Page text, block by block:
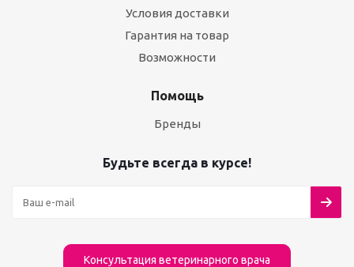
Условия доставки
Гарантия на товар
Возможности
Помощь
Бренды
Будьте всегда в курсе!
Консультация ветеринарного врача